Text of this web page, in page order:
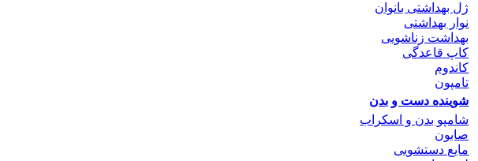
ژل بهداشتی بانوان
نوار بهداشتی
بهداشت زناشویی
کاپ قاعدگی
کاندوم
تامپون
شوینده دست و بدن
شامپو بدن و اسکراب
صابون
مایع دستشویی